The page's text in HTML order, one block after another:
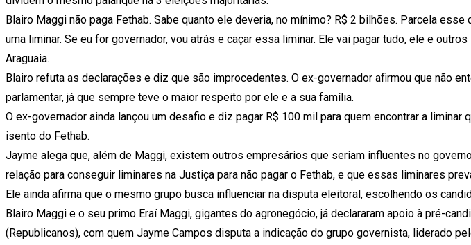
Blairo Maggi não paga Fethab. Sabe quanto ele deveria, no mínimo? R$ 2 bilhões. Parcela esse
uma liminar. Se eu for governador, vou atrás e caçar essa liminar. Ele vai pagar tudo, ele e
Araguaia.
Blairo refuta as declarações e diz que são improcedentes. O ex-governador afirmou que não
parlamentar, já que sempre teve o maior respeito por ele e a sua família.
O ex-governador ainda lançou um desafio e diz pagar R$ 100 mil para quem encontrar a liminar
isento do Fethab.
Jayme alega que, além de Maggi, existem outros empresários que seriam influentes no
relação para conseguir liminares na Justiça para não pagar o Fethab, e que essas liminares
Ele ainda afirma que o mesmo grupo busca influenciar na disputa eleitoral, escolhendo os
Blairo Maggi e o seu primo Eraí Maggi, gigantes do agronegócio, já declararam apoio à pré-
(Republicanos), com quem Jayme Campos disputa a indicação do grupo governista, liderado